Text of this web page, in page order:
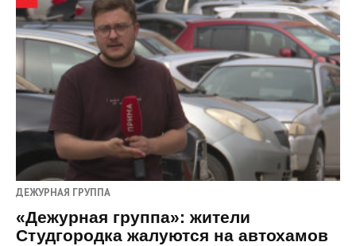
ДЕЖУРНАЯ ГРУППА
«Дежурная группа»: жители
Студгородка жалуются на автохамов